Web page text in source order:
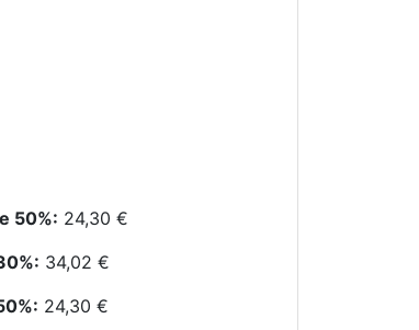
50%: 24,30 €
34,02 €
24,30 €